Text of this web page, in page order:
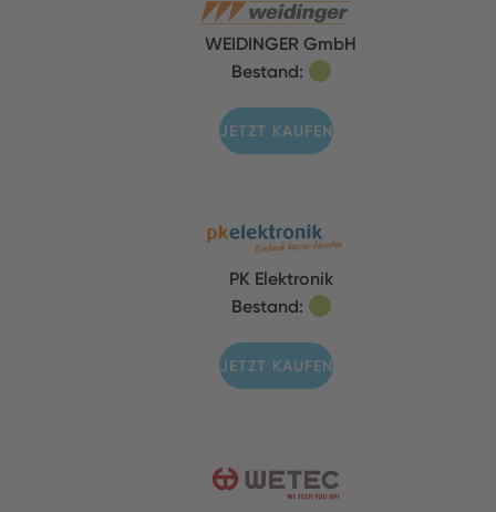
WEIDINGER GmbH
Bestand:
JETZT KAUFEN
PK Elektronik
Bestand:
JETZT KAUFEN